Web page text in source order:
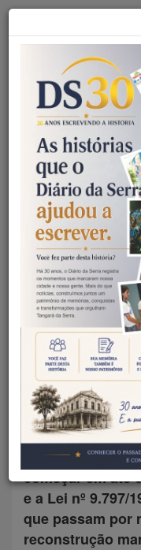
Faça sua
Início Artigos
OUTUBRO
Valéria Lima 09/10/2025
A Lei dos 60
que o
começar em até
e a Lei nº 9.797/
que passam por
reconstrução